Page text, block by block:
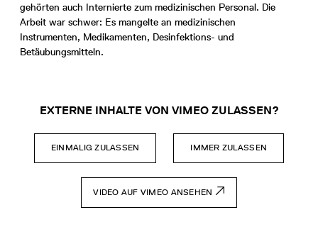
gehörten auch Internierte zum medizinischen Personal. Die
Arbeit war schwer: Es mangelte an medizinischen
Instrumenten, Medikamenten, Desinfektions- und
Betäubungsmitteln.
EXTERNE INHALTE VON VIMEO ZULASSEN?
EINMALIG ZULASSEN IMMER ZULASSEN
VIDEO AUF VIMEO ANSEHEN